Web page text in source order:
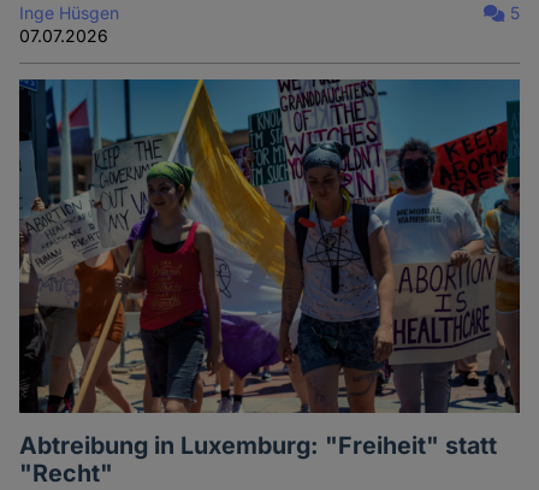
Inge Hüsgen
07.07.2026
5
Abtreibung in Luxemburg: "Freiheit" statt
"Recht"